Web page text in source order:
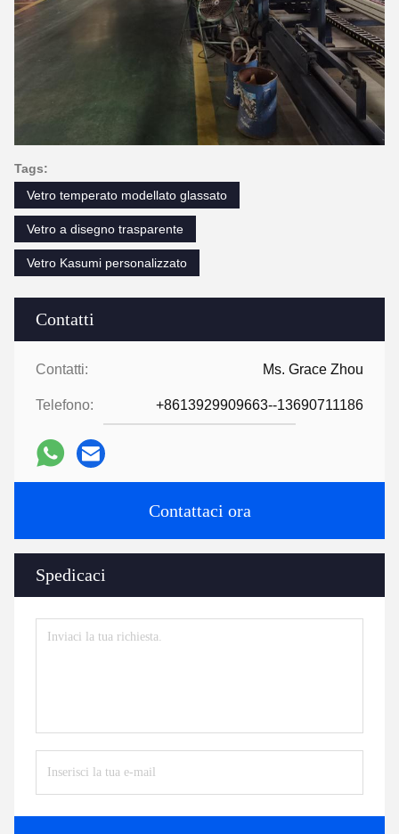
Contatti
Contatti: Ms. Grace Zhou
Telefono: +8613929909663--13690711186
Contattaci ora
Spedicaci
Tags:
Vetro temperato modellato glassato
Vetro a disegno trasparente
Vetro Kasumi personalizzato